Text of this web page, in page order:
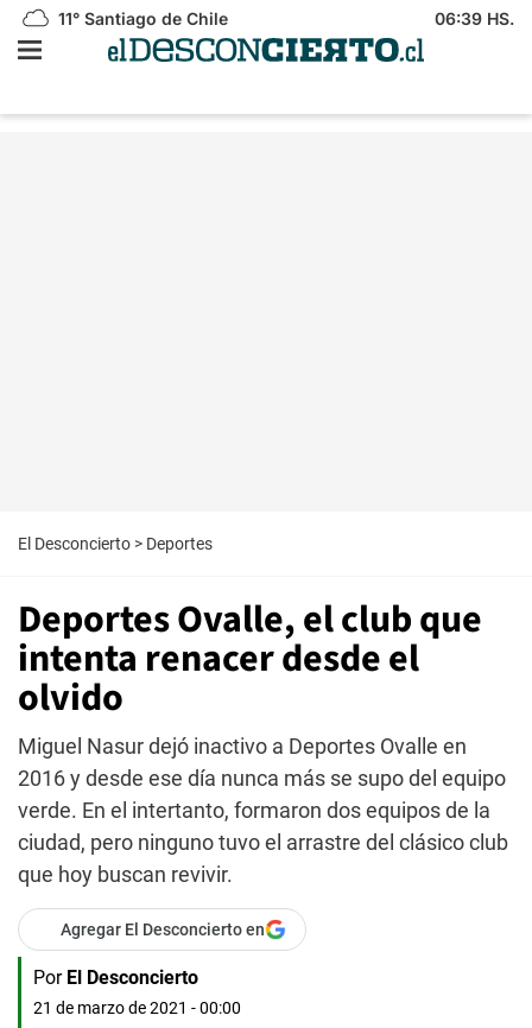
11° Santiago de Chile 06:39 HS.
El Desconcierto > Deportes
Deportes Ovalle, el club que
intenta renacer desde el
olvido
Miguel Nasur dejó inactivo a Deportes Ovalle en
2016 y desde ese día nunca más se supo del equipo
verde. En el intertanto, formaron dos equipos de la
ciudad, pero ninguno tuvo el arrastre del clásico club
que hoy buscan revivir.
Agregar El Desconcierto en
Por El Desconcierto
21 de marzo de 2021 - 00:00